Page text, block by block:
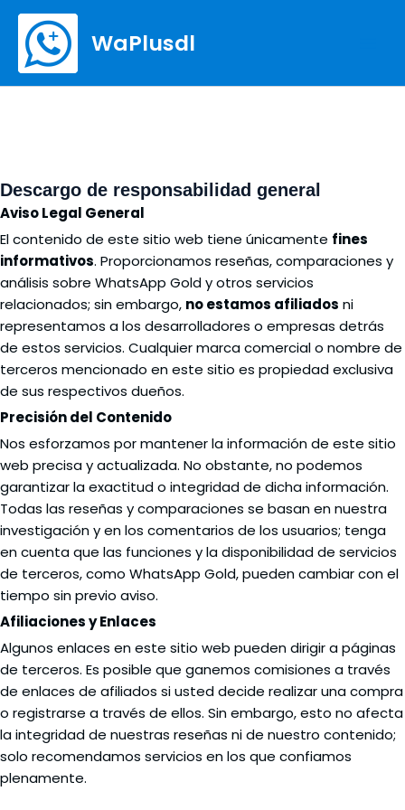
contenido
WaPlusdl
Descargo de responsabilidad general
Aviso Legal General
El contenido de este sitio web tiene únicamente fines
informativos. Proporcionamos reseñas, comparaciones y
análisis sobre WhatsApp Gold y otros servicios
relacionados; sin embargo, no estamos afiliados ni
representamos a los desarrolladores o empresas detrás
de estos servicios. Cualquier marca comercial o nombre de
terceros mencionado en este sitio es propiedad exclusiva
de sus respectivos dueños.
Precisión del Contenido
Nos esforzamos por mantener la información de este sitio
web precisa y actualizada. No obstante, no podemos
garantizar la exactitud o integridad de dicha información.
Todas las reseñas y comparaciones se basan en nuestra
investigación y en los comentarios de los usuarios; tenga
en cuenta que las funciones y la disponibilidad de servicios
de terceros, como WhatsApp Gold, pueden cambiar con el
tiempo sin previo aviso.
Afiliaciones y Enlaces
Algunos enlaces en este sitio web pueden dirigir a páginas
de terceros. Es posible que ganemos comisiones a través
de enlaces de afiliados si usted decide realizar una compra
o registrarse a través de ellos. Sin embargo, esto no afecta
la integridad de nuestras reseñas ni de nuestro contenido;
solo recomendamos servicios en los que confiamos
plenamente.